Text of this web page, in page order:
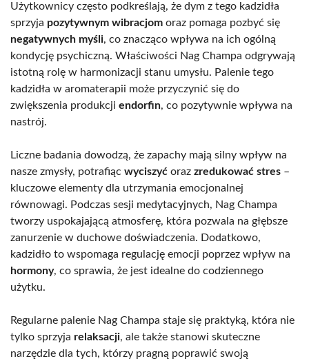
Użytkownicy często podkreślają, że dym z tego kadzidła
sprzyja pozytywnym wibracjom oraz pomaga pozbyć się
negatywnych myśli, co znacząco wpływa na ich ogólną
kondycję psychiczną. Właściwości Nag Champa odgrywają
istotną rolę w harmonizacji stanu umysłu. Palenie tego
kadzidła w aromaterapii może przyczynić się do
zwiększenia produkcji endorfin, co pozytywnie wpływa na
nastrój.
Liczne badania dowodzą, że zapachy mają silny wpływ na
nasze zmysły, potrafiąc wyciszyć oraz zredukować stres –
kluczowe elementy dla utrzymania emocjonalnej
równowagi. Podczas sesji medytacyjnych, Nag Champa
tworzy uspokajającą atmosferę, która pozwala na głębsze
zanurzenie w duchowe doświadczenia. Dodatkowo,
kadzidło to wspomaga regulację emocji poprzez wpływ na
hormony, co sprawia, że jest idealne do codziennego
użytku.
Regularne palenie Nag Champa staje się praktyką, która nie
tylko sprzyja relaksacji, ale także stanowi skuteczne
narzędzie dla tych, którzy pragną poprawić swoją